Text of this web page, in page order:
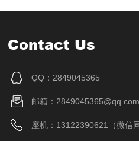
Contact Us
QQ：2849045365
邮箱：2849045365@qq.com
座机：13122390621（微信